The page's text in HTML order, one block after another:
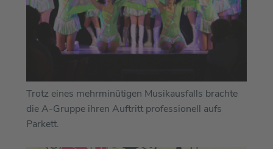
Trotz eines mehrminütigen Musikausfalls brachte
die A-Gruppe ihren Auftritt professionell aufs
Parkett.